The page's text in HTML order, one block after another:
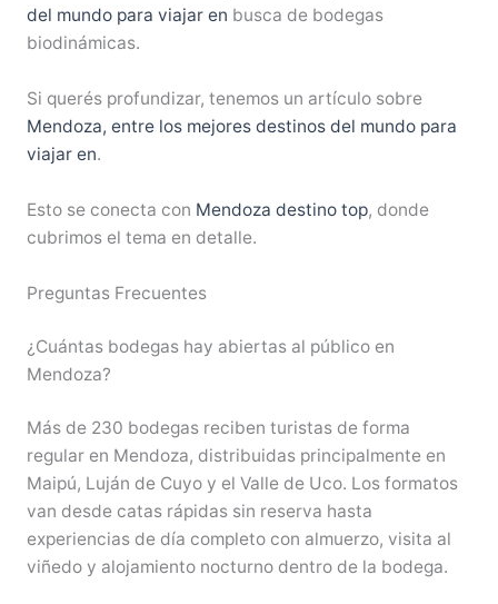
del mundo para viajar en busca de bodegas
biodinámicas.
Si querés profundizar, tenemos un artículo sobre
Mendoza, entre los mejores destinos del mundo para
viajar en.
Esto se conecta con Mendoza destino top, donde
cubrimos el tema en detalle.
Preguntas Frecuentes
¿Cuántas bodegas hay abiertas al público en
Mendoza?
Más de 230 bodegas reciben turistas de forma
regular en Mendoza, distribuidas principalmente en
Maipú, Luján de Cuyo y el Valle de Uco. Los formatos
van desde catas rápidas sin reserva hasta
experiencias de día completo con almuerzo, visita al
viñedo y alojamiento nocturno dentro de la bodega.